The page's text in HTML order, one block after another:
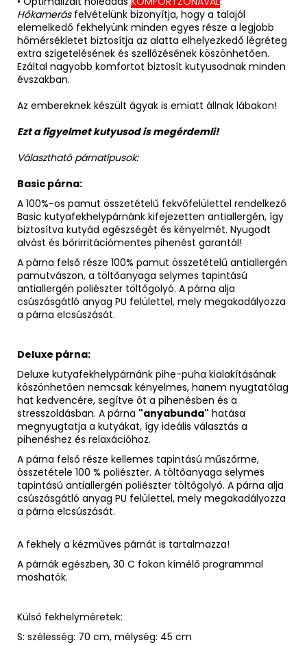
Hőkamerásfelvételünk bizonyítja, hogy a talajól
elemelkedő fekhelyünk minden egyes része a legjobb
hőmérsékletet biztosítja az alatta elhelyezkedő légréteg
extra szigetelésének és szellőzésének köszönhetően.
Ezáltal nagyobb komfortot biztosít kutyusodnak minden
évszakban.
Az embereknek készült ágyak is emiatt állnak lábakon!
Ezt a figyelmet kutyusod is megérdemli!
Választható párnatípusok:
Basic párna:
A 100%-os pamut összetételű fekvőfelülettel rendelkező
Basic kutyafekhelypárnánk kifejezetten antiallergén, így
biztosítva kutyád egészségét és kényelmét. Nyugodt
alvást és bőrirritációmentes pihenést garantál!
A párna felső része 100% pamut összetételű antiallergén
pamutvászon, a töltőanyaga selymes tapintású
antiallergén poliészter töltőgolyó. A párna alja
csúszásgátló anyag PU felülettel, mely megakadályozza
a párna elcsúszását.
Deluxe párna:
Deluxe kutyafekhelypárnánk pihe-puha kialakításának
köszönhetően nemcsak kényelmes, hanem nyugtatólag
hat kedvencére, segítve őt a pihenésben és a
stresszoldásban. A párna "anyabunda" hatása
megnyugtatja a kutyákat, így ideális választás a
pihenéshez és relaxációhoz.
A párna felső része kellemes tapintású műszőrme,
összetétele 100 % poliészter. A töltőanyaga selymes
tapintású antiallergén poliészter töltőgolyó. A párna alja
csúszásgátló anyag PU felülettel, mely megakadályozza
a párna elcsúszását.
A fekhely a kézműves párnát is tartalmazza!
A párnák egészben, 30 C fokon kímélő programmal
moshatók.
Külső fekhelyméretek:
S: szélesség: 70 cm, mélység: 45 cm